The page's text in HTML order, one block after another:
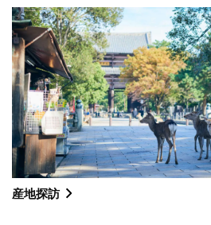
産地探訪